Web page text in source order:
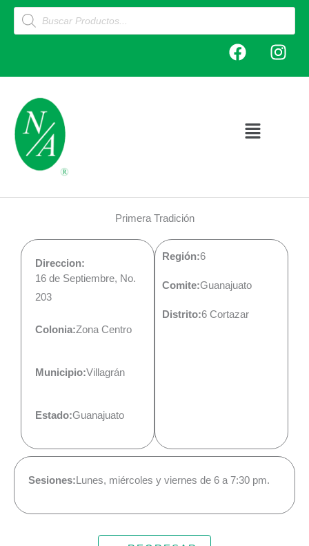
Products
search
F
a
c
o
I
n
s
Main
Primera Tradición
Direccion:
16 de Septiembre, No.
203
Colonia:Zona Centro
Municipio:Villagrán
Estado:Guanajuato
Región:6
Comite:Guanajuato
Distrito:6 Cortazar
Sesiones:Lunes, miércoles y viernes de 6 a 7:30 pm.